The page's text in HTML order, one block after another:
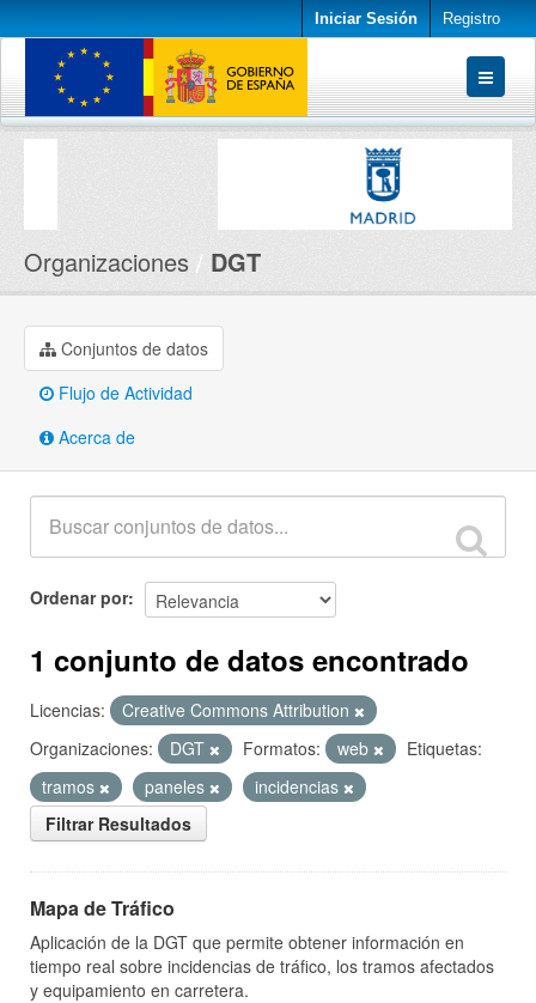
Iniciar Sesión Registro
Conjuntos de datos
Organizaciones DGT
Conjuntos de datos
Flujo de Actividad
Acerca de
Ordenar por
1 conjunto de datos encontrado
Licencias:
Creative Commons Attribution
Organizaciones:
DGT Formatos: web
Etiquetas:
tramos
paneles
incidencias
Filtrar Resultados
Mapa de Tráfico
Aplicación de la DGT que permite obtener información en
tiempo real sobre incidencias de tráfico, los tramos afectados
y equipamiento en carretera.